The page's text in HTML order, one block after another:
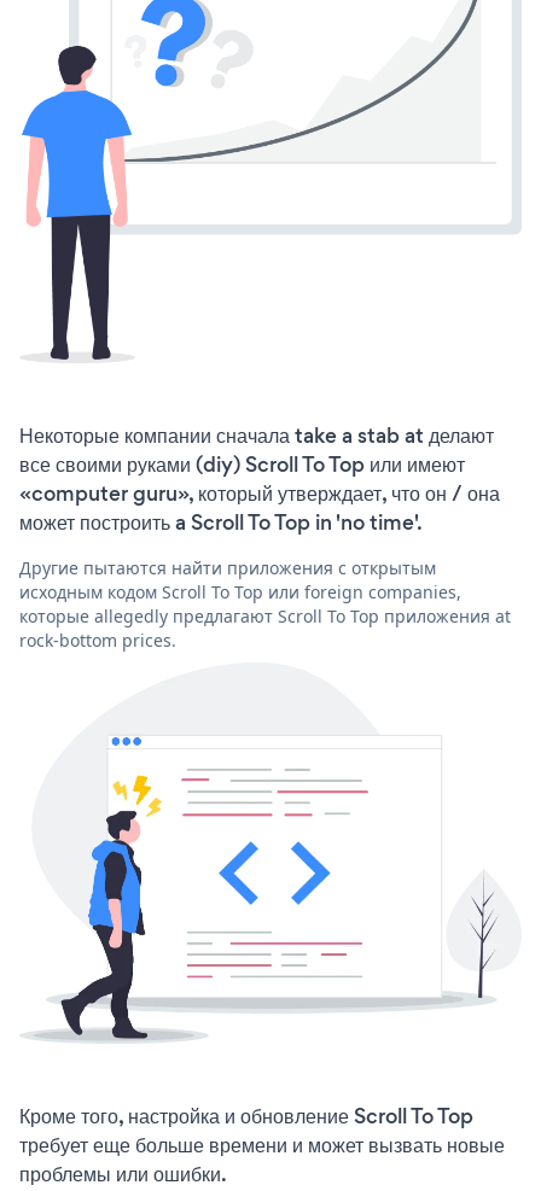
Некоторые компании сначала take a stab at делают
все своими руками (diy) Scroll To Top или имеют
«computer guru», который утверждает, что он / она
может построить a Scroll To Top in 'no time'.
Другие пытаются найти приложения с открытым
исходным кодом Scroll To Top или foreign companies,
которые allegedly предлагают Scroll To Top приложения at
rock-bottom prices.
Кроме того, настройка и обновление Scroll To Top
требует еще больше времени и может вызвать новые
проблемы или ошибки.